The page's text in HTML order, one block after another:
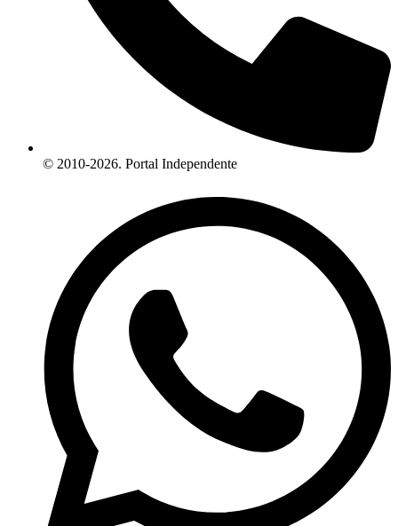
© 2010-2026. Portal Independente